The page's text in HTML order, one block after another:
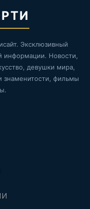
Эксклюзивный
информации. Новости,
девушки мира,
знаменитости, фильмы